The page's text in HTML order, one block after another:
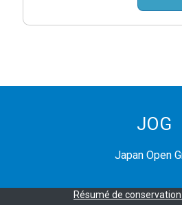
JOG
Japan Open
Résumé de